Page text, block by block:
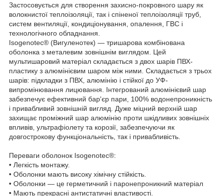
Застосовується для створення захисно-покровного шару як
волокнистої теплоізоляції, так і спіненої теплоізоляції труб,
систем вентиляції, кондиціонування, опалення, ГВС і
технологічного обладнання.
Isogenotec® (Вигуленотек) — тришарова комбінована
оболонка з металевим зовнішнім виглядом. Цей
мультишаровий матеріал складається з двох шарів ПВХ-
пластику з алюмінієвим шаром між ними. Складається з трьох
шарів: підкладки з ПВХ, алюмінію і стійкої до УФ-
випромінювання лицювання. Інтегрований алюмінієвий шар
забезпечує ефективний бар'єр пари, 100% водонепроникність
і привабливий зовнішній вигляд. Дуже міцний верхній шар
захищає проміжний шар алюмінію проти шкідливих зовнішніх
впливів, ультрафіолету та корозії, забезпечуючи як
довгострокову функціональність, так і привабливість.
Переваги оболонок Isogenotec®:
• Легкість монтажу.
• Оболонки мають високу хімічну стійкість.
• Оболонки — це герметичний і паронепроникний матеріал
• Мають прекрасні антистатичні властивості.